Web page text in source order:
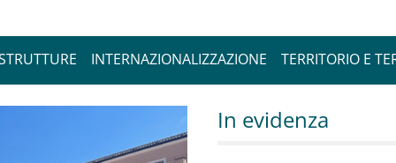
INTERNAZIONALIZZAZIONE TERRITORIO E
civile, edile e
DICEA In evidenza